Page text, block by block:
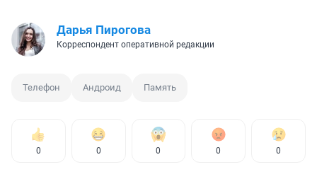
Дарья Пирогова
Корреспондент оперативной редакции
Телефон Андроид Память
0 0 0 0 0